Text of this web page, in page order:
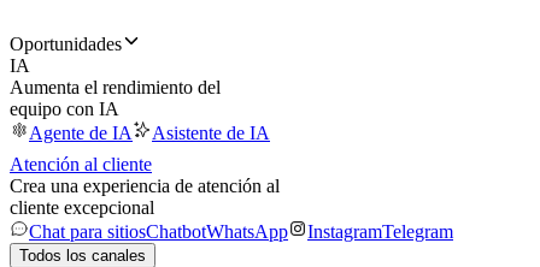
Oportunidades
IA
Aumenta el rendimiento del
equipo con IA
Agente de IA
Asistente de IA
Atención al cliente
Crea una experiencia de atención al
cliente excepcional
Chat para sitiosChatbotWhatsApp InstagramTelegram
Todos los canales